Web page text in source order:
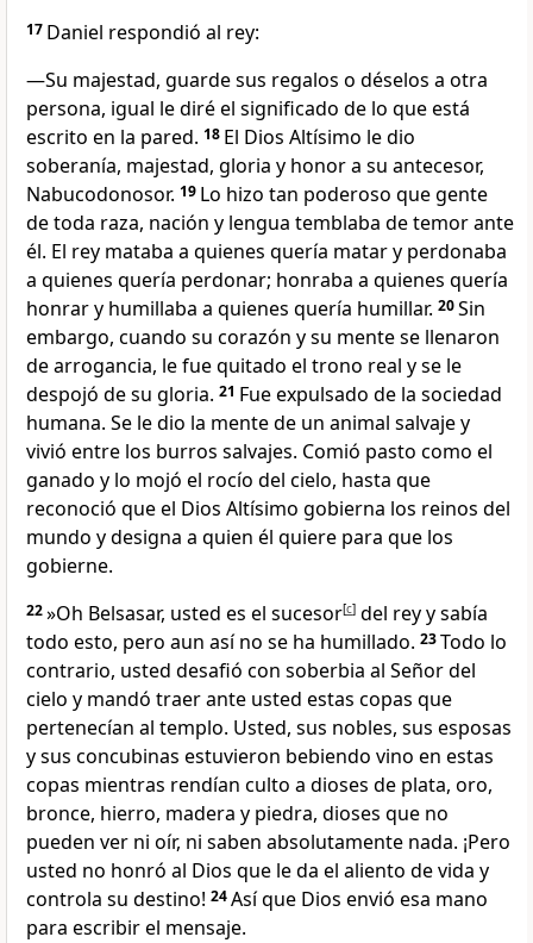
17 Daniel respondió al rey:
—Su majestad, guarde sus regalos o déselos a otra
persona, igual le diré el significado de lo que está
escrito en la pared. 18 El Dios Altísimo le dio
soberanía, majestad, gloria y honor a su antecesor,
Nabucodonosor. 19 Lo hizo tan poderoso que gente
de toda raza, nación y lengua temblaba de temor ante
él. El rey mataba a quienes quería matar y perdonaba
a quienes quería perdonar; honraba a quienes quería
honrar y humillaba a quienes quería humillar. 20Sin
embargo, cuando su corazón y su mente se llenaron
de arrogancia, le fue quitado el trono real y se le
despojó de su gloria. 21 Fue expulsado de la sociedad
humana. Se le dio la mente de un animal salvaje y
vivió entre los burros salvajes. Comió pasto como el
ganado y lo mojó el rocío del cielo, hasta que
reconoció que el Dios Altísimo gobierna los reinos del
mundo y designa a quien él quiere para que los
gobierne.
22»Oh Belsasar, usted es el sucesor[c] del rey y sabía
todo esto, pero aun así no se ha humillado. 23Todo lo
contrario, usted desafió con soberbia al Señor del
cielo y mandó traer ante usted estas copas que
pertenecían al templo. Usted, sus nobles, sus esposas
y sus concubinas estuvieron bebiendo vino en estas
copas mientras rendían culto a dioses de plata, oro,
bronce, hierro, madera y piedra, dioses que no
pueden ver ni oír, ni saben absolutamente nada. ¡Pero
usted no honró al Dios que le da el aliento de vida y
controla su destino! 24Así que Dios envió esa mano
para escribir el mensaje.